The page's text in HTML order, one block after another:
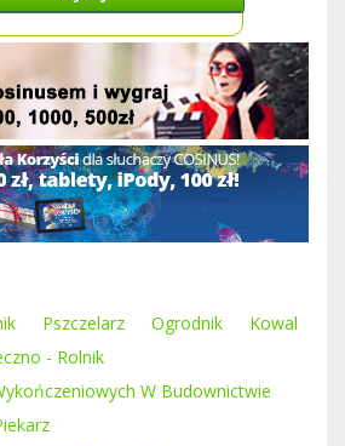
Pszczelarz Ogrodnik
Kowal
- Rolnik
W Budownictwie